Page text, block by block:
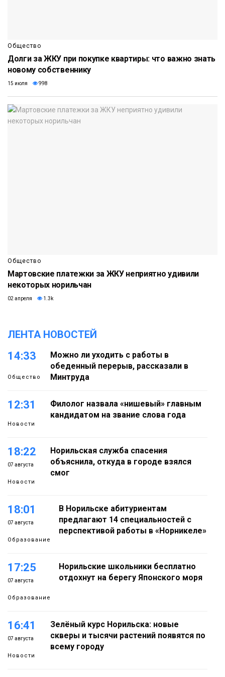
Общество
Долги за ЖКУ при покупке квартиры: что важно знать
новому собственнику
15 июля 998
Общество
Мартовские платежки за ЖКУ неприятно удивили
некоторых норильчан
02 апреля 1.3k
ЛЕНТА НОВОСТЕЙ
14:33
Общество
Можно ли уходить с работы в
обеденный перерыв, рассказали в
Минтруда
12:31
Новости
Филолог назвала «нишевый» главным
кандидатом на звание слова года
18:22
07 августа
Новости
Норильская служба спасения
объяснила, откуда в городе взялся
смог
18:01
07 августа
Образование
В Норильске абитуриентам
предлагают 14 специальностей с
перспективой работы в «Норникеле»
17:25
07 августа
Образование
Норильские школьники бесплатно
отдохнут на берегу Японского моря
16:41
07 августа
Новости
Зелёный курс Норильска: новые
скверы и тысячи растений появятся по
всему городу